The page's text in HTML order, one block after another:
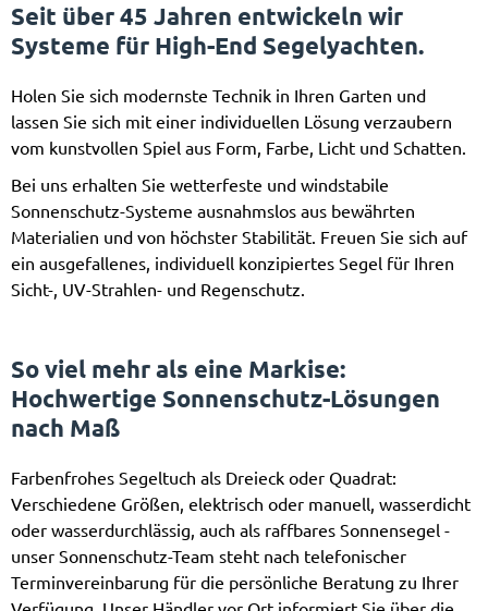
Seit über 45 Jahren entwickeln wir
Systeme für High-End Segelyachten.
Holen Sie sich modernste Technik in Ihren Garten und
lassen Sie sich mit einer individuellen Lösung verzaubern
vom kunstvollen Spiel aus Form, Farbe, Licht und Schatten.
Bei uns erhalten Sie wetterfeste und windstabile
Sonnenschutz-Systeme ausnahmslos aus bewährten
Materialien und von höchster Stabilität. Freuen Sie sich auf
ein ausgefallenes, individuell konzipiertes Segel für Ihren
Sicht-, UV-Strahlen- und Regenschutz.
So viel mehr als eine Markise:
Hochwertige Sonnenschutz-Lösungen
nach Maß
Farbenfrohes Segeltuch als Dreieck oder Quadrat:
Verschiedene Größen, elektrisch oder manuell, wasserdicht
oder wasserdurchlässig, auch als raffbares Sonnensegel -
unser Sonnenschutz-Team steht nach telefonischer
Terminvereinbarung für die persönliche Beratung zu Ihrer